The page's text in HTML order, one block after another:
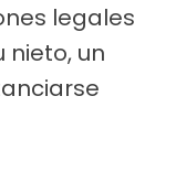
legales
nieto, un